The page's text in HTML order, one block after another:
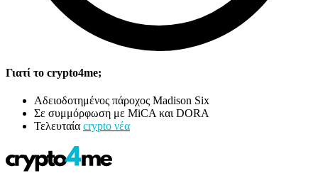
Γιατί το crypto4me;
Αδειοδοτημένος πάροχος Madison Six
Σε συμμόρφωση με MiCA και DORA
Τελευταία crypto νέα